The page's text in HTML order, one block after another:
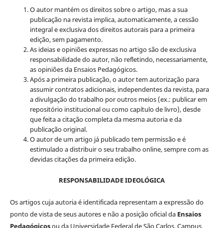
O autor mantém os direitos sobre o artigo, mas a sua
publicação na revista implica, automaticamente, a cessão
integral e exclusiva dos direitos autorais para a primeira
edição, sem pagamento.
As ideias e opiniões expressas no artigo são de exclusiva
responsabilidade do autor, não refletindo, necessariamente,
as opiniões da Ensaios Pedagógicos.
Após a primeira publicação, o autor tem autorização para
assumir contratos adicionais, independentes da revista, para
a divulgação do trabalho por outros meios (ex.: publicar em
repositório institucional ou como capítulo de livro), desde
que feita a citação completa da mesma autoria e da
publicação original.
O autor de um artigo já publicado tem permissão e é
estimulado a distribuir o seu trabalho online, sempre com as
devidas citações da primeira edição.
RESPONSABILIDADE IDEOLÓGICA
Os artigos cuja autoria é identificada representam a expressão do
ponto de vista de seus autores e não a posição oficial da Ensaios
Pedagógicosou da Universidade Federal de São Carlos, Campus